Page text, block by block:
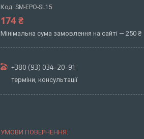
Код: SM-EPO-SL15
174 ₴
Мінімальна сума замовлення на сайті — 250 ₴
+380 (93) 034-20-91
терміни, консультації